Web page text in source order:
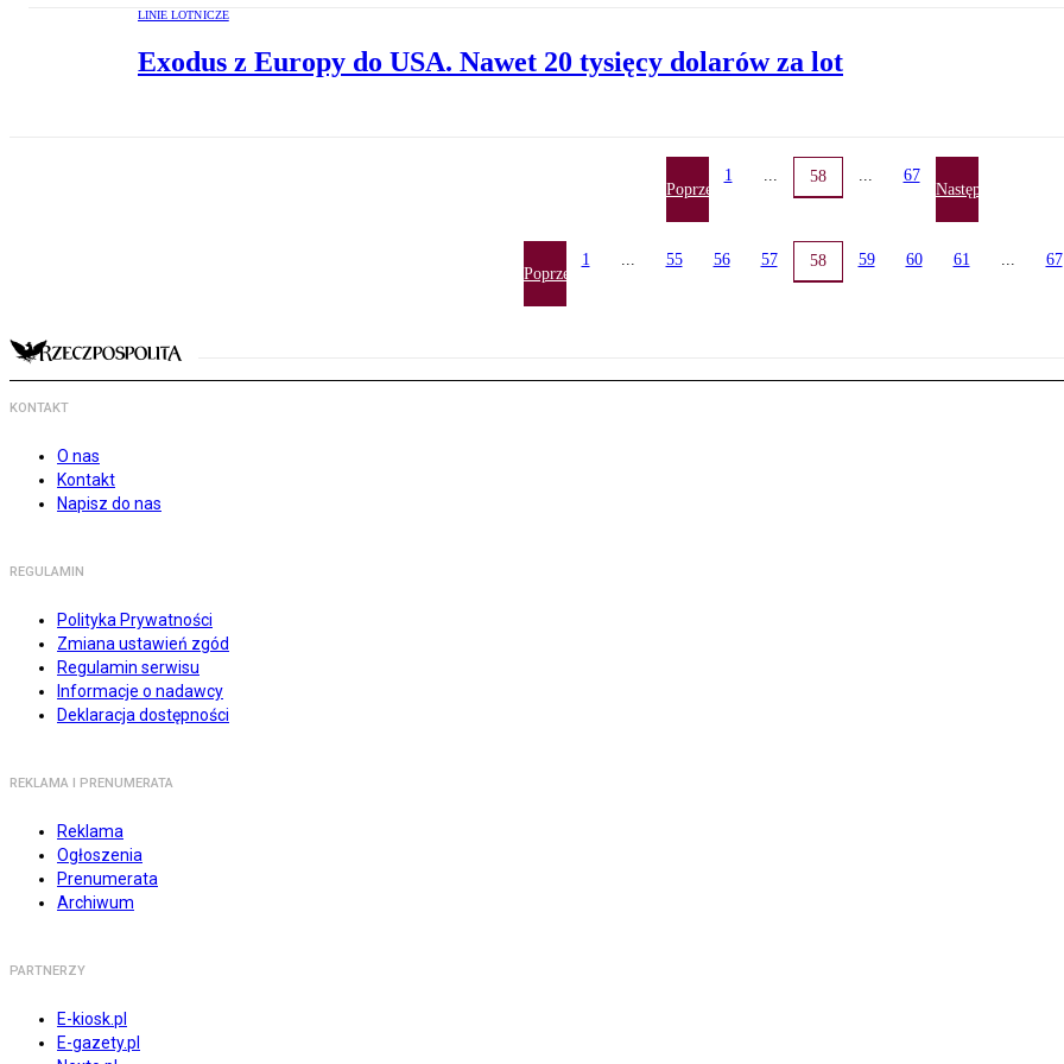
LINIE LOTNICZE
Exodus z Europy do USA. Nawet 20 tysięcy dolarów za lot
Poprzednia
1 ... 58 ... 67
Następna
Poprzednia
1 ... 55 56 57 58 59 60 61 ... 67
KONTAKT
O nas
Kontakt
Napisz do nas
REGULAMIN
Polityka Prywatności
Zmiana ustawień zgód
Regulamin serwisu
Informacje o nadawcy
Deklaracja dostępności
REKLAMA I PRENUMERATA
Reklama
Ogłoszenia
Prenumerata
Archiwum
PARTNERZY
E-kiosk.pl
E-gazety.pl